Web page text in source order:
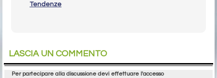
Tendenze
LASCIA UN COMMENTO
Per partecipare alla discussione devi effettuare l'accesso